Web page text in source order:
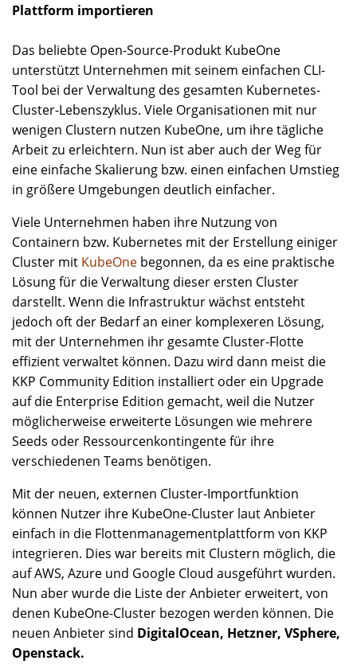
Plattform importieren
Das beliebte Open-Source-Produkt KubeOne
unterstützt Unternehmen mit seinem einfachen CLI-
Tool bei der Verwaltung des gesamten Kubernetes-
Cluster-Lebenszyklus. Viele Organisationen mit nur
wenigen Clustern nutzen KubeOne, um ihre tägliche
Arbeit zu erleichtern. Nun ist aber auch der Weg für
eine einfache Skalierung bzw. einen einfachen Umstieg
in größere Umgebungen deutlich einfacher.
Viele Unternehmen haben ihre Nutzung von
Containern bzw. Kubernetes mit der Erstellung einiger
Cluster mit KubeOne begonnen, da es eine praktische
Lösung für die Verwaltung dieser ersten Cluster
darstellt. Wenn die Infrastruktur wächst entsteht
jedoch oft der Bedarf an einer komplexeren Lösung,
mit der Unternehmen ihr gesamte Cluster-Flotte
effizient verwaltet können. Dazu wird dann meist die
KKP Community Edition installiert oder ein Upgrade
auf die Enterprise Edition gemacht, weil die Nutzer
möglicherweise erweiterte Lösungen wie mehrere
Seeds oder Ressourcenkontingente für ihre
verschiedenen Teams benötigen.
Mit der neuen, externen Cluster-Importfunktion
können Nutzer ihre KubeOne-Cluster laut Anbieter
einfach in die Flottenmanagementplattform von KKP
integrieren. Dies war bereits mit Clustern möglich, die
auf AWS, Azure und Google Cloud ausgeführt wurden.
Nun aber wurde die Liste der Anbieter erweitert, von
denen KubeOne-Cluster bezogen werden können. Die
neuen Anbieter sind DigitalOcean, Hetzner, VSphere,
Openstack.